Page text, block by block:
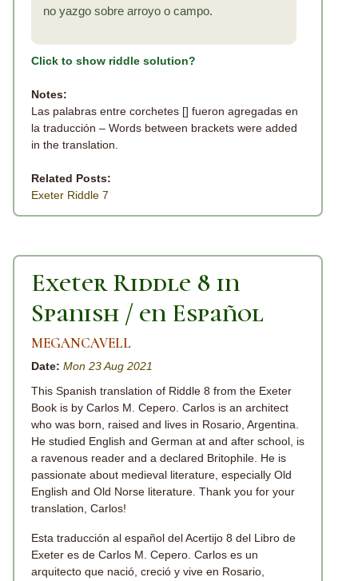
no yazgo sobre arroyo o campo.
Click to show riddle solution?
Notes:
Las palabras entre corchetes [] fueron agregadas en
la traducción – Words between brackets were added
in the translation.
Related Posts:
Exeter Riddle 7
Exeter Riddle 8 in
Spanish / en Español
MEGANCAVELL
Date: Mon 23 Aug 2021
This Spanish translation of Riddle 8 from the Exeter
Book is by Carlos M. Cepero. Carlos is an architect
who was born, raised and lives in Rosario, Argentina.
He studied English and German at and after school, is
a ravenous reader and a declared Britophile. He is
passionate about medieval literature, especially Old
English and Old Norse literature. Thank you for your
translation, Carlos!
Esta traducción al español del Acertijo 8 del Libro de
Exeter es de Carlos M. Cepero. Carlos es un
arquitecto que nació, creció y vive en Rosario,